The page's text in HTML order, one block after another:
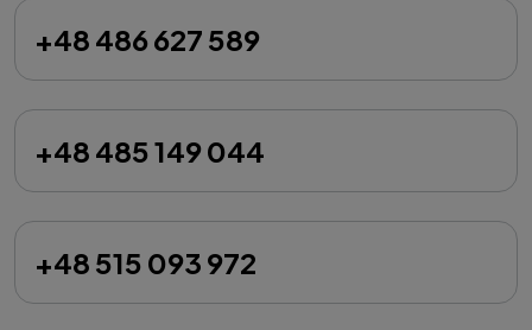
+48 486 627 589
+48 485 149 044
+48 515 093 972